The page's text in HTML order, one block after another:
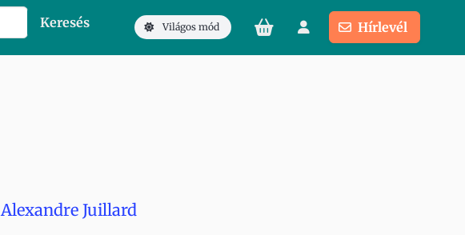
Keresés Világos mód Hírlevél
Alexandre Juillard